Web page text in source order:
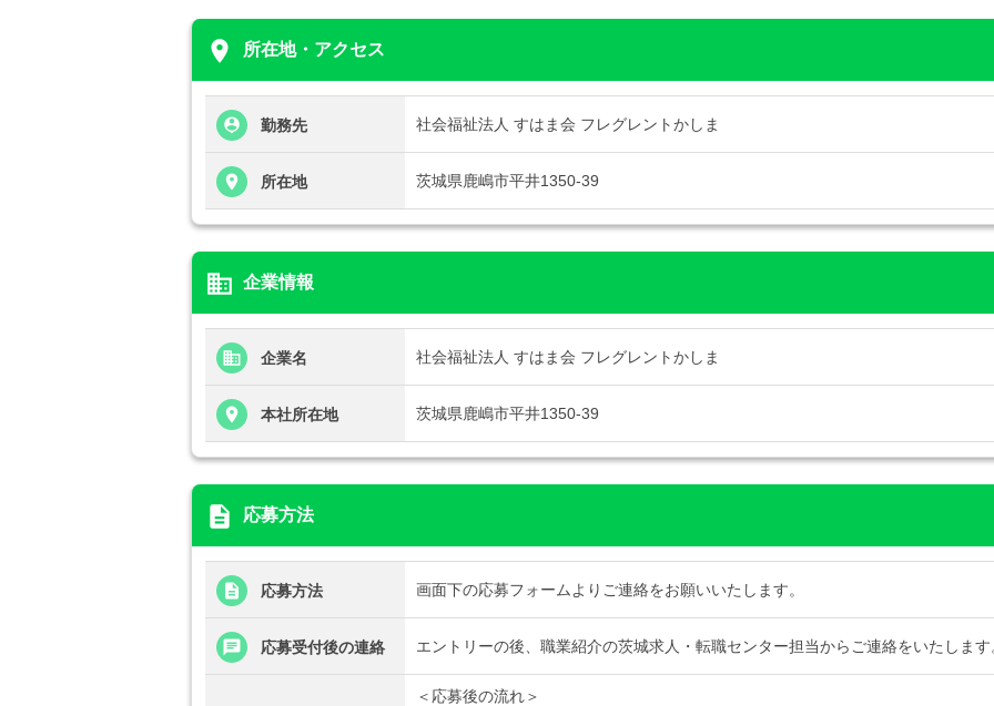
place 所在地・アクセス
勤務先 社会福祉法人 すはま会 フレグレントかしま
所在地 茨城県鹿嶋市平井1350-39
business 企業情報
企業名 社会福祉法人 すはま会 フレグレントかしま
本社所在地 茨城県鹿嶋市平井1350-39
description 応募方法
応募方法 画面下の応募フォームよりご連絡をお願いいたします。
応募受付後の連絡 エントリーの後、職業紹介の茨城求人・転職センター担当からご連絡をいたします
＜応募後の流れ＞